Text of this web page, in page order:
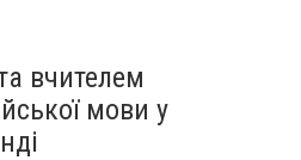
вчителем
мови у